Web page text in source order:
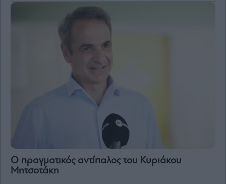
Ο πραγματικός αντίπαλος του Κυριάκου
Μητσοτάκη